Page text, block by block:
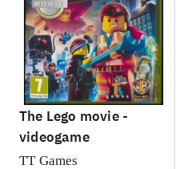
The Lego movie -
videogame
TT Games